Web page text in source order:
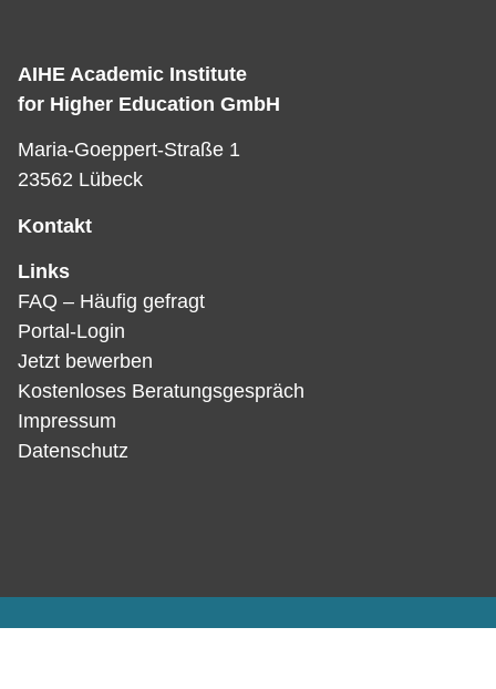
AIHE Academic Institute
for Higher Education GmbH
Maria-Goeppert-Straße 1
23562 Lübeck
Kontakt
Links
FAQ – Häufig gefragt
Portal-Login
Jetzt bewerben
Kostenloses Beratungsgespräch
Impressum
Datenschutz